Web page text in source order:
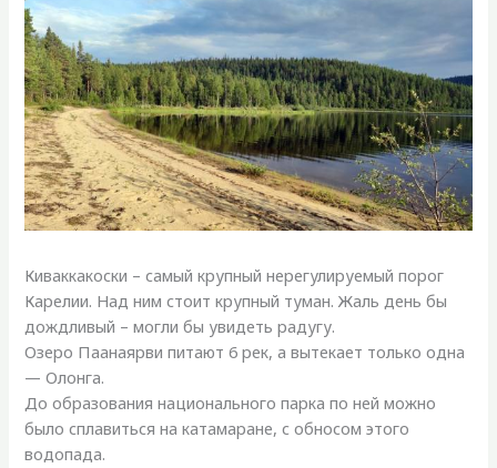
Киваккакоски – самый крупный нерегулируемый порог
Карелии. Над ним стоит крупный туман. Жаль день бы
дождливый – могли бы увидеть радугу.
Озеро Паанаярви питают 6 рек, а вытекает только одна
— Олонга.
До образования национального парка по ней можно
было сплавиться на катамаране, с обносом этого
водопада.